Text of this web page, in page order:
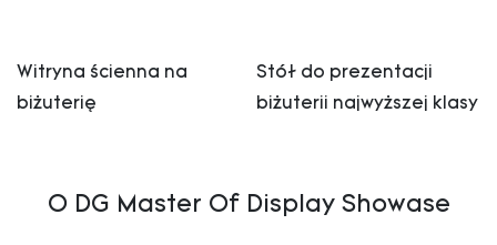
Witryna ścienna na
biżuterię
Stół do prezentacji
biżuterii najwyższej klasy
O DG Master Of Display Showase